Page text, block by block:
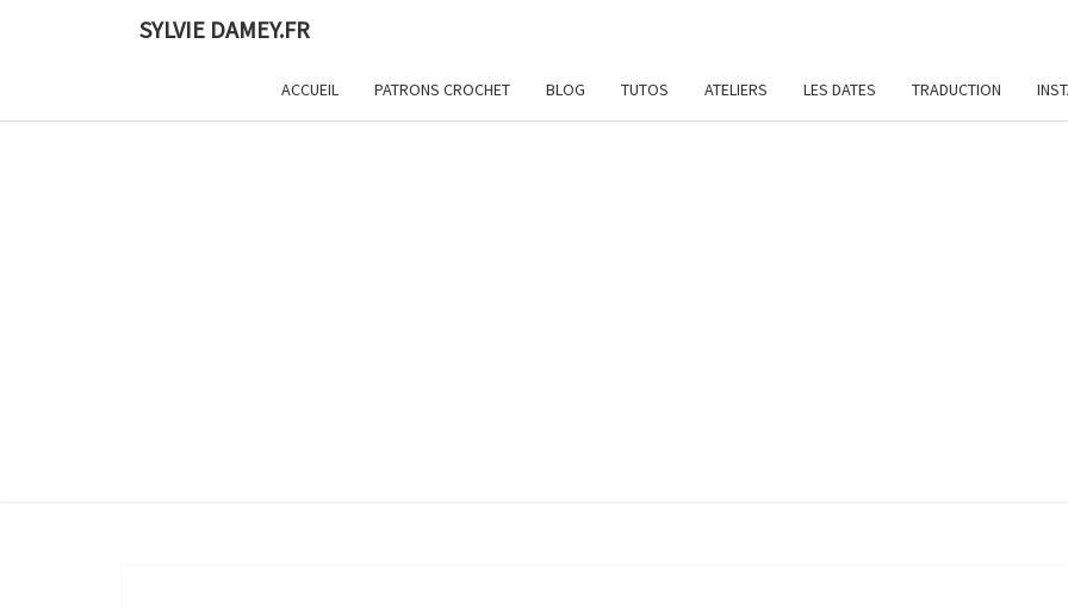
SYLVIE DAMEY.FR
ACCUEIL PATRONS CROCHET BLOG TUTOS ATELIERS LES DATES TRADUCTION